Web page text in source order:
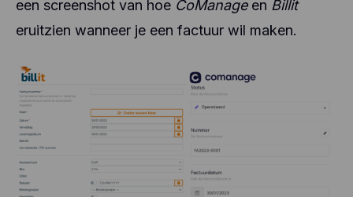
een screenshot van hoe CoManageen Billit
eruitzien wanneer je een factuur wil maken.